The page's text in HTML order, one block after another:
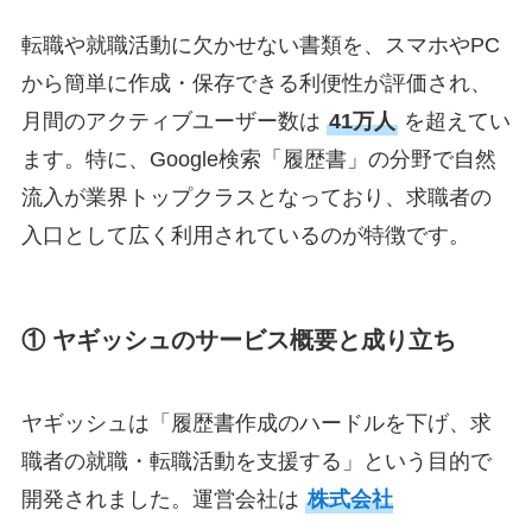
転職や就職活動に欠かせない書類を、スマホやPC
から簡単に作成・保存できる利便性が評価され、
月間のアクティブユーザー数は 41万人を超えてい
ます。特に、Google検索「履歴書」の分野で自然
流入が業界トップクラスとなっており、求職者の
入口として広く利用されているのが特徴です。
① ヤギッシュのサービス概要と成り立ち
ヤギッシュは「履歴書作成のハードルを下げ、求
職者の就職・転職活動を支援する」という目的で
開発されました。運営会社は 株式会社